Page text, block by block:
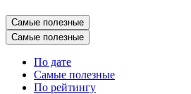
Самые полезные
Самые полезные
По дате
Самые полезные
По рейтингу